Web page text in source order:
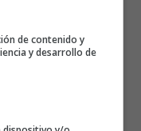
Noel
de contenido y
y desarrollo de